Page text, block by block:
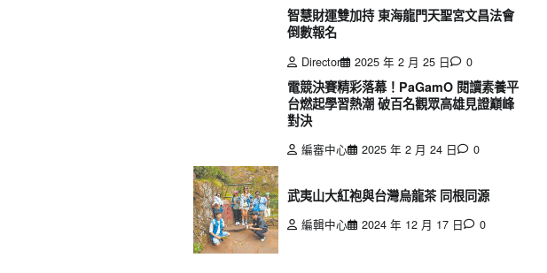
智慧財運雙加持 東海龍門天聖宮文昌法會
倒數報名
Director 2025 年 2 月 25 日 0
電競決賽精彩落幕！PaGamO 閱讀素養平
台燃起學習熱潮 破百名觀眾高雄見證巔峰
對決
編審中心 2025 年 2 月 24 日 0
武夷山大紅袍與台灣烏龍茶 同根同源
編輯中心 2024 年 12 月 17 日 0